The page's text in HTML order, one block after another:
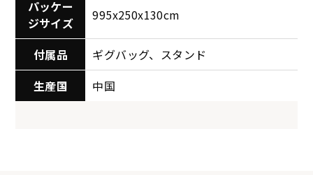
パッケー
ジサイズ
995x250x130cm
付属品
ギグバッグ、スタンド
生産国
中国